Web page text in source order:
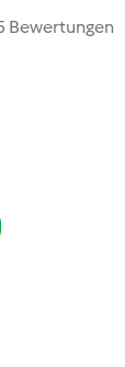
Bewertungen